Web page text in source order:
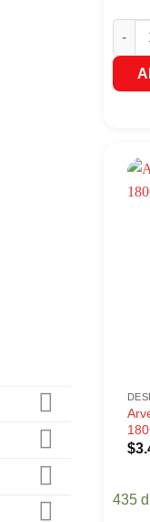
$
435